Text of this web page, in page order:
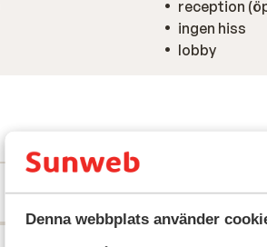
Denna webbplats använder
reception
ingen hiss
lobby